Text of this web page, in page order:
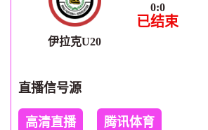
伊拉克U20
0:0
已结束
直播信号源
高清直播 腾讯体育